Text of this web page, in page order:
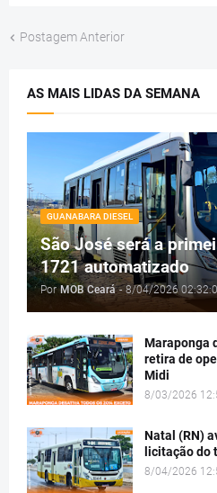
Postagem Anterior
AS MAIS LIDAS DA SEMANA
GUANABARA DIESEL
São José será a
1721 automatizado
Por MOB Ceará - 8/04/2026
Maraponga
retira de
Midi
8/03/2026
Natal (RN)
licitação do
8/04/2026